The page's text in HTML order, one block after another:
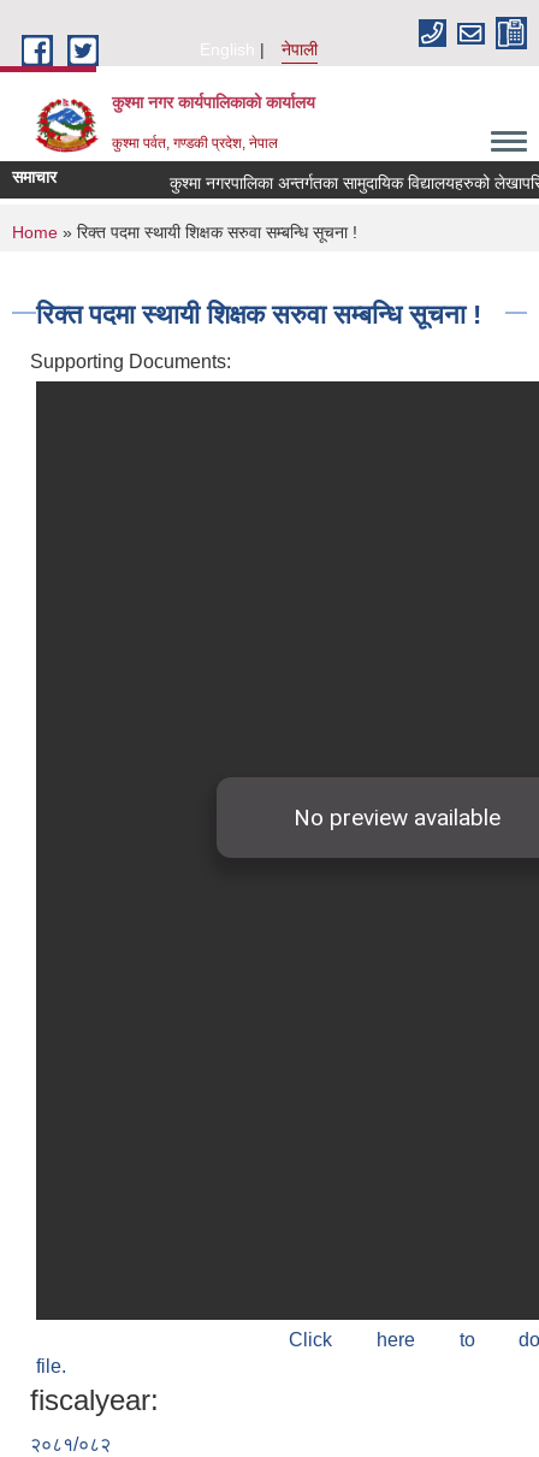
English
नेपाली
कुश्मा नगर कार्यपालिकाको कार्यालय
कुश्मा पर्वत, गण्डकी प्रदेश, नेपाल
समाचार कुश्मा नगरपालिका अन्तर्गतका सामुदायिक विद्यालयहरुको
You are here
Home » रिक्त पदमा स्थायी शिक्षक सरुवा सम्बन्धि सूचना !
रिक्त पदमा स्थायी शिक्षक सरुवा सम्बन्धि सूचना !
Supporting Documents:
Click here to
file.
fiscalyear:
२०८१/०८२